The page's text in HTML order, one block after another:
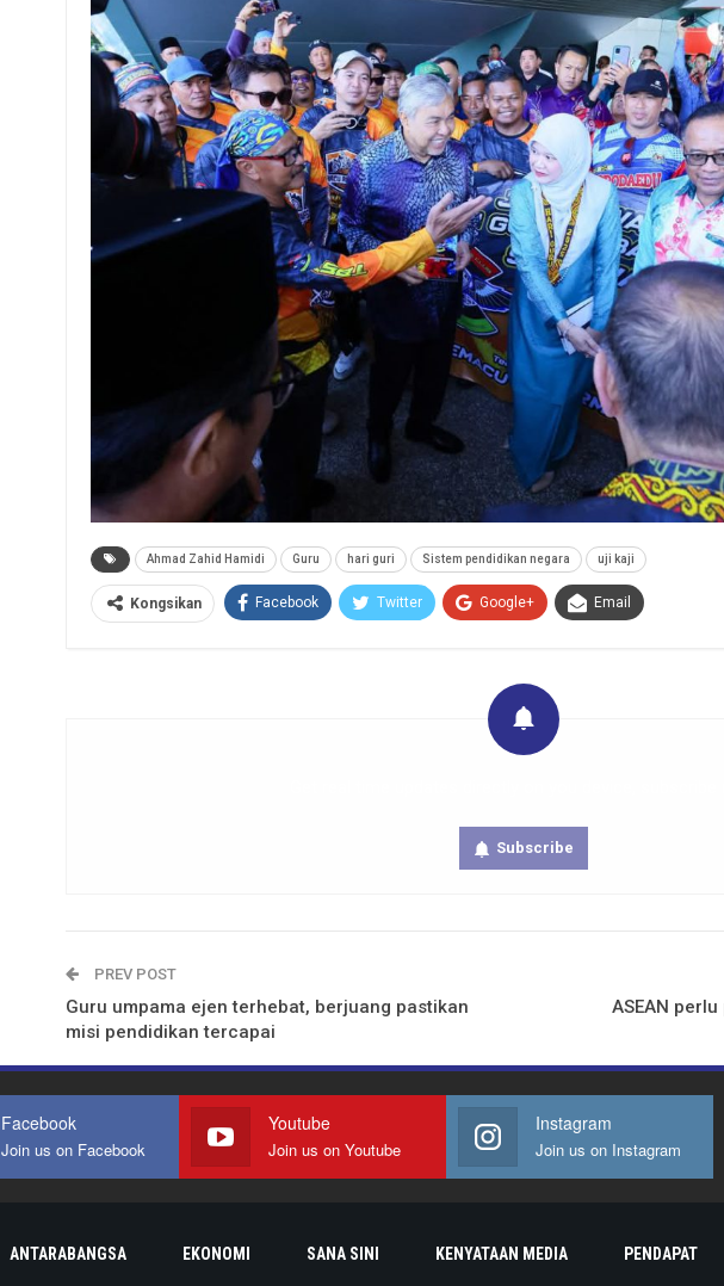
Ahmad Zahid Hamidi Guru hari guri Sistem pendidikan negara uji kaji
Kongsikan Facebook Twitter Google+ Email
Subscribe
PREV POST
Guru umpama ejen terhebat, berjuang pastikan
misi pendidikan tercapai
ASEAN
Facebook
Join us on Facebook
Youtube
Join us on Youtube
Instagram
Join us on Instagram
ANTARABANGSA EKONOMI SANA SINI KENYATAAN MEDIA PENDAPAT